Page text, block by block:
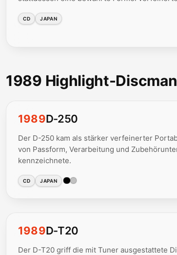
CD JAPAN
1989 Highlight-Discman
1989D-250
Der D-250 kam als stärker verfeinerter
von Passform, Verarbeitung und
kennzeichnete.
CD JAPAN
1989D-T20
Der D-T20 griff die mit Tuner ausgestattete